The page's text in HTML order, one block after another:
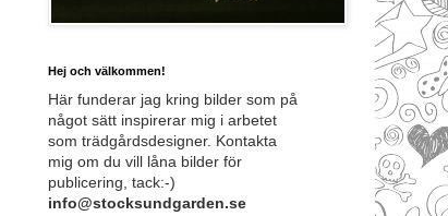
Hej och välkommen!
Här funderar jag kring bilder som på
något sätt inspirerar mig i arbetet
som trädgårdsdesigner. Kontakta
mig om du vill låna bilder för
publicering, tack:-)
info@stocksundgarden.se